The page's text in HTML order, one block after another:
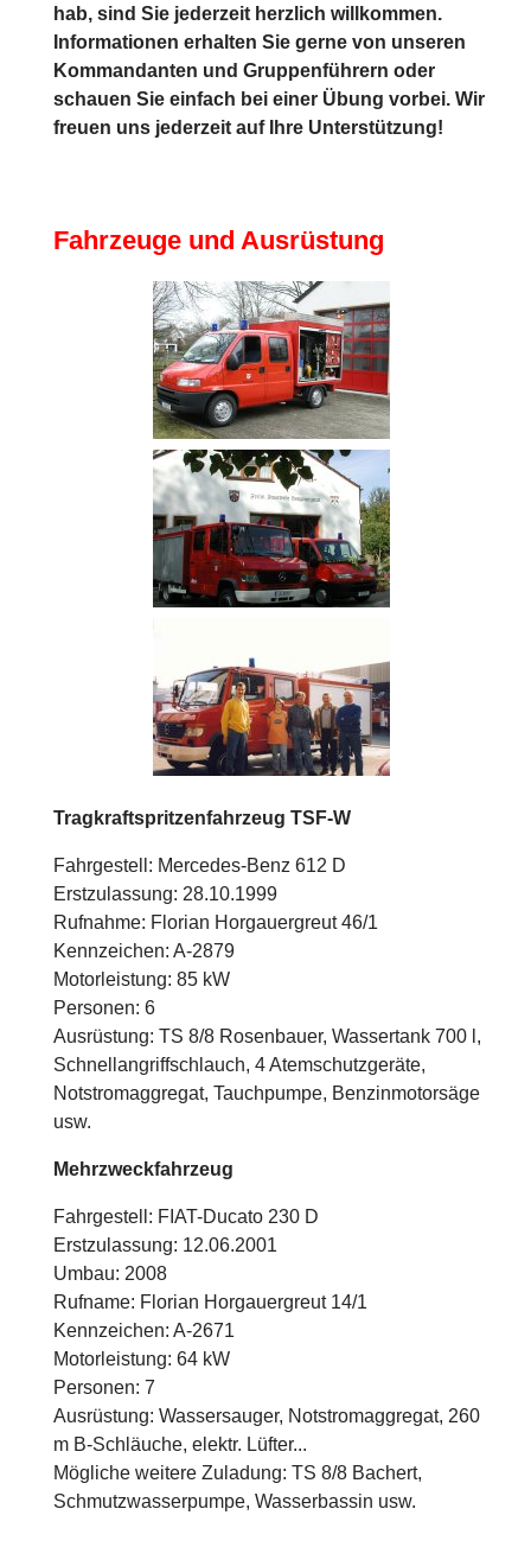
hab, sind Sie jederzeit herzlich willkommen.
Informationen erhalten Sie gerne von unseren
Kommandanten und Gruppenführern oder
schauen Sie einfach bei einer Übung vorbei. Wir
freuen uns jederzeit auf Ihre Unterstützung!
Fahrzeuge und Ausrüstung
Tragkraftspritzenfahrzeug TSF-W
Fahrgestell: Mercedes-Benz 612 D
Erstzulassung: 28.10.1999
Rufnahme: Florian Horgauergreut 46/1
Kennzeichen: A-2879
Motorleistung: 85 kW
Personen: 6
Ausrüstung: TS 8/8 Rosenbauer, Wassertank 700 l,
Schnellangriffschlauch, 4 Atemschutzgeräte,
Notstromaggregat, Tauchpumpe, Benzinmotorsäge
usw.
Mehrzweckfahrzeug
Fahrgestell: FIAT-Ducato 230 D
Erstzulassung: 12.06.2001
Umbau: 2008
Rufname: Florian Horgauergreut 14/1
Kennzeichen: A-2671
Motorleistung: 64 kW
Personen: 7
Ausrüstung: Wassersauger, Notstromaggregat, 260
m B-Schläuche, elektr. Lüfter...
Mögliche weitere Zuladung: TS 8/8 Bachert,
Schmutzwasserpumpe, Wasserbassin usw.